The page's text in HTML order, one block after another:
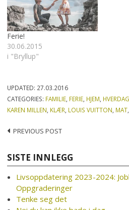
Ferie!
30.06.2015
i "Bryllup"
UPDATED: 27.03.2016
CATEGORIES: FAMILIE, FERIE, HJEM,
KAREN MILLEN, KLÆR, LOUIS VUITTON, MAT,
Post
PREVIOUS POST
SISTE INNLEGG
Livsoppdatering 2023-2024:
Oppgraderinger
Tenke seg det